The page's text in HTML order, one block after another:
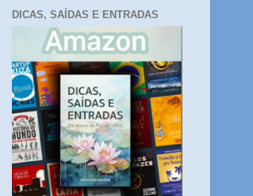
DICAS, SAÍDAS E ENTRADAS